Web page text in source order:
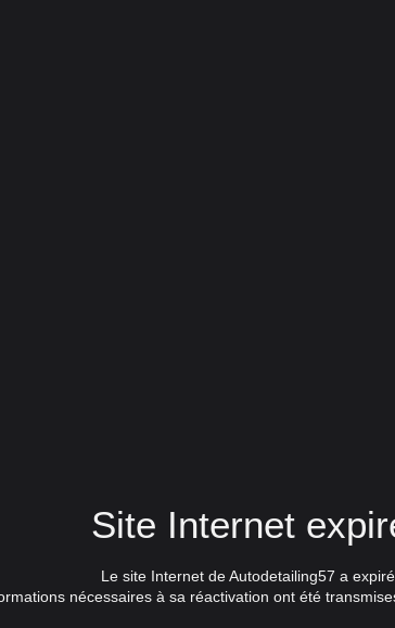
Site Internet
Le site Internet de Autodetailing57 a expiré.
nécessaires à sa réactivation ont été